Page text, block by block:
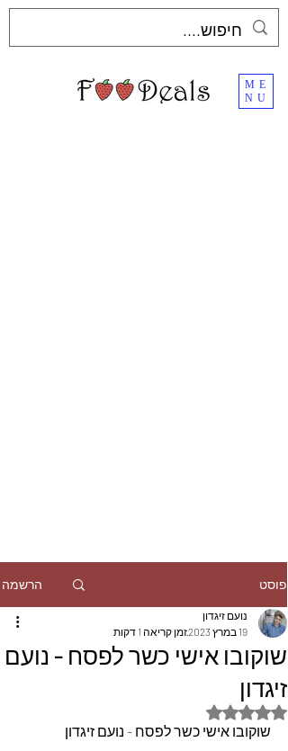
ME
NU
פוסט הרשמה
שוקובו אישי כשר לפסח - נועם
זיגדון
נועם זיגדון
19 במרץ 2023
זמן קריאה 1 דקות
דירוג של NaN מתוך 5 כוכבים
שוקובו אישי כשר לפסח - נועם זיגדון